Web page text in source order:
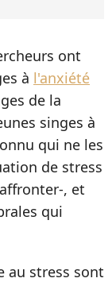
ont
à l'anxiété
de la
singes à
qui ne les
de stress
, et
qui
au stress sont